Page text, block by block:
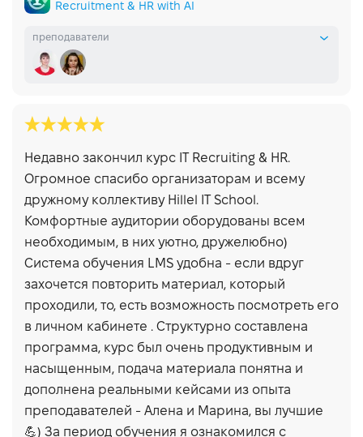
Recruitment & HR with AI
преподаватели
Недавно закончил курс IT Recruiting & HR.
Огромное спасибо организаторам и всему
дружному коллективу Hillel IT School.
Комфортные аудитории оборудованы всем
необходимым, в них уютно, дружелюбно)
Система обучения LMS удобна - если вдруг
захочется повторить материал, который
проходили, то, есть возможность посмотреть его
в личном кабинете . Структурно составлена
программа, курс был очень продуктивным и
насыщенным, подача материала понятна и
дополнена реальными кейсами из опыта
преподавателей - Алена и Марина, вы лучшие
💪) За период обучения я ознакомился с